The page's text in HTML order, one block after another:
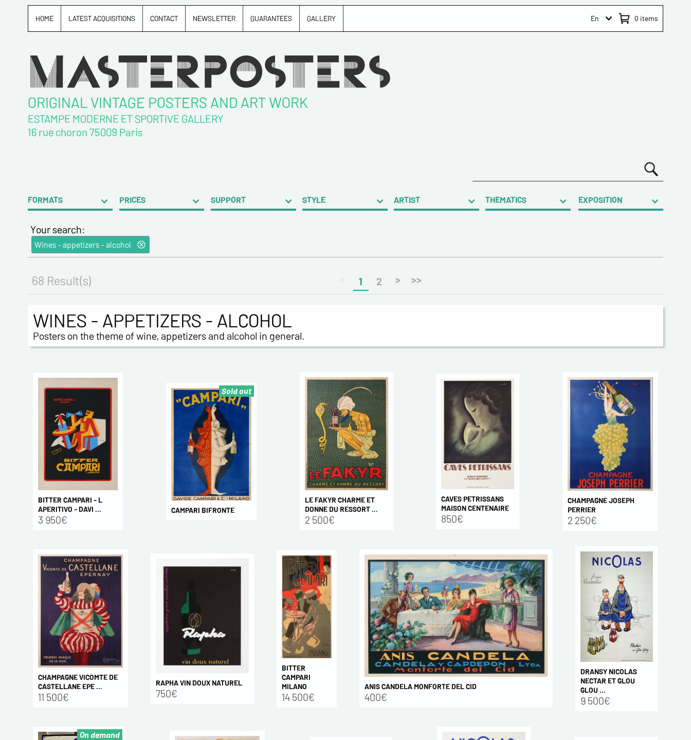
HOME LATEST ACQUISITIONS CONTACT NEWSLETTER GUARANTEES GALLERY 0 items
En
ORIGINAL VINTAGE POSTERS AND ART WORK
ESTAMPE MODERNE ET SPORTIVE GALLERY
16 rue choron 75009 Paris
FORMATS PRICES SUPPORT STYLE ARTIST THEMATICS EXPOSITION
Your search:
Wines - appetizers - alcohol
68 Result(s) 1 2 > >>
WINES - APPETIZERS - ALCOHOL
Posters on the theme of wine, appetizers and alcohol in general.
BITTER CAMPARI - L
APERITIVO - DAVI ...
3 950€
CAMPARI BIFRONTE
Sold out
LE FAKYR CHARME ET
DONNE DU RESSORT ...
2 500€
CAVES PETRISSANS
MAISON CENTENAIRE
850€
CHAMPAGNE JOSEPH
PERRIER
2 250€
CHAMPAGNE VICOMTE DE
CASTELLANE EPE ...
11 500€
RAPHA VIN DOUX NATUREL
750€
BITTER
CAMPARI
MILANO
14 500€
ANIS CANDELA MONFORTE DEL CID
400€
DRANSY NICOLAS
NECTAR ET GLOU
GLOU ...
9 500€
On demand